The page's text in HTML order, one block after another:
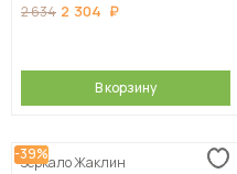
2 634 2 304
В корзину
-39%
Зеркало Жаклин